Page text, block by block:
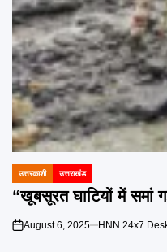
POSTED
IN
उत्तरकाशी उत्तराखंड
“खूबसूरत घाटियों में समां
on
August 6, 2025 HNN 24x7